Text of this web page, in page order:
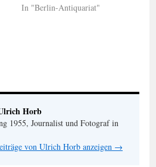
In "Berlin-Antiquariat"
Horb
1955, Journalist und Fotograf in
von Ulrich Horb anzeigen →